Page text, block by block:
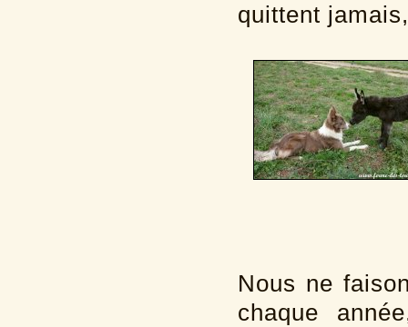
quittent
Nous ne
chaque